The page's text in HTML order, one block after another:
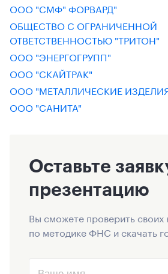
ООО "СМФ" ФОРВАРД"
ОБЩЕСТВО С ОГРАНИЧЕННОЙ
ОТВЕТСТВЕННОСТЬЮ "ТРИТОН"
ООО "ЭНЕРГОГРУПП"
ООО "СКАЙТРАК"
ООО "МЕТАЛЛИЧЕСКИЕ
ООО "САНИТА"
Оставьте
презентацию
Вы сможете проверить своих
по методике ФНС и скачать